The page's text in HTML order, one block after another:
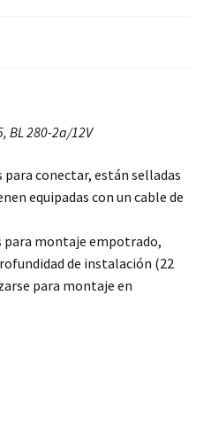
BL 280-2a/12V
para conectar, están selladas
equipadas con un cable de
para montaje empotrado,
de instalación (22
para montaje en